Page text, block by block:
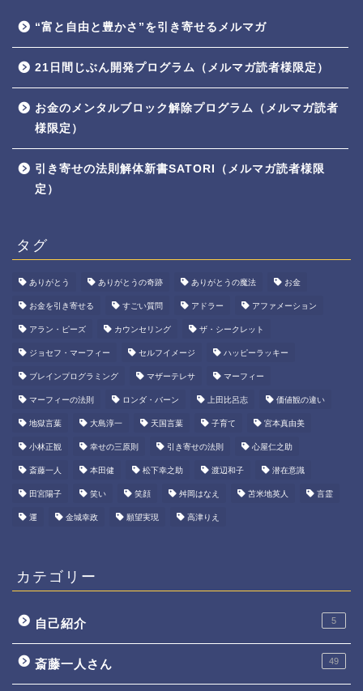
“富と自由と豊かさ”を引き寄せるメルマガ
21日間じぶん開発プログラム（メルマガ読者様限定）
お金のメンタルブロック解除プログラム（メルマガ読者
様限定）
引き寄せの法則解体新書SATORI（メルマガ読者様限
定）
タグ
ありがとう ありがとうの奇跡 ありがとうの魔法 お金
お金を引き寄せる すごい質問 アドラー アファメーション
アラン・ピーズ カウンセリング ザ・シークレット
ジョセフ・マーフィー セルフイメージ ハッピーラッキー
ブレインプログラミング マザーテレサ マーフィー
マーフィーの法則 ロンダ・バーン 上田比呂志 価値観の違い
地獄言葉 大島淳一 天国言葉 子育て 宮本真由美
小林正観 幸せの三原則 引き寄せの法則 心屋仁之助
斎藤一人 本田健 松下幸之助 渡辺和子 潜在意識
田宮陽子 笑い 笑顔 舛岡はなえ 苫米地英人 言霊
運 金城幸政 願望実現 高津りえ
カテゴリー
自己紹介 5
斎藤一人さん 49